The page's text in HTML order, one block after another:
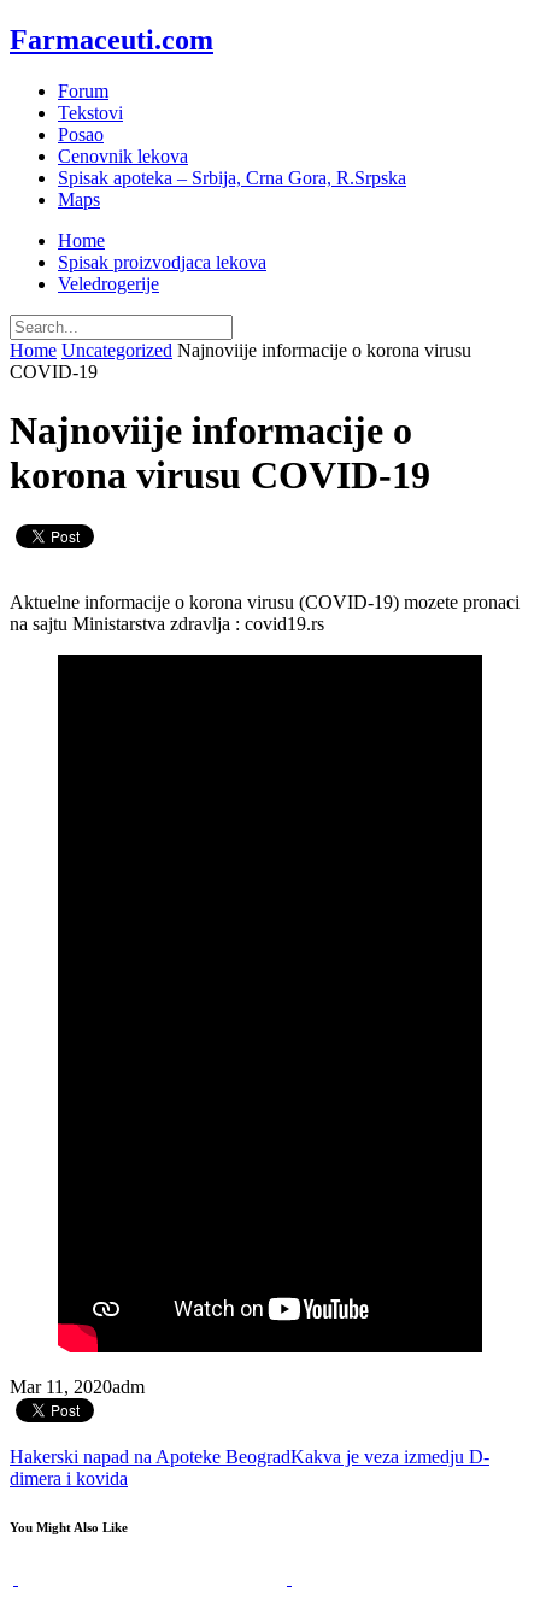
Farmaceuti.com
Forum
Tekstovi
Posao
Cenovnik lekova
Spisak apoteka – Srbija, Crna Gora, R.Srpska
Maps
Home
Spisak proizvodjaca lekova
Veledrogerije
Home Uncategorized Najnoviije informacije o korona virusu
COVID-19
Najnoviije informacije o
korona virusu COVID-19
Aktuelne informacije o korona virusu (COVID-19) mozete pronaci
na sajtu Ministarstva zdravlja : covid19.rs
Mar 11, 2020adm
Hakerski napad na Apoteke BeogradKakva je veza izmedju D-
dimera i kovida
You Might Also Like